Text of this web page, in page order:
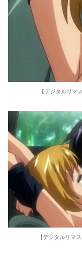
【デジタルリマ
【デジタルリマ